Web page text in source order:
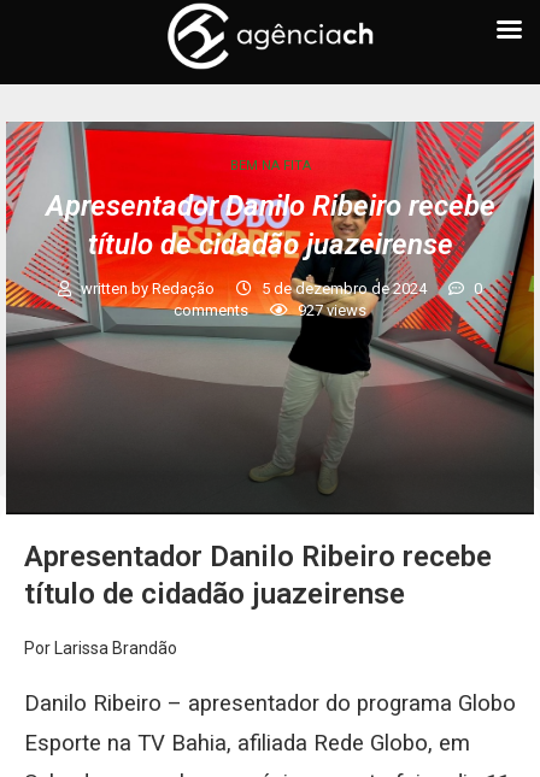
BEM NA FITA
Apresentador Danilo Ribeiro recebe
título de cidadão juazeirense
written byRedação 5 de dezembro de 2024
0
comments
927views
Apresentador Danilo Ribeiro recebe
título de cidadão juazeirense
Por Larissa Brandão
Danilo Ribeiro – apresentador do programa Globo
Esporte na TV Bahia, afiliada Rede Globo, em